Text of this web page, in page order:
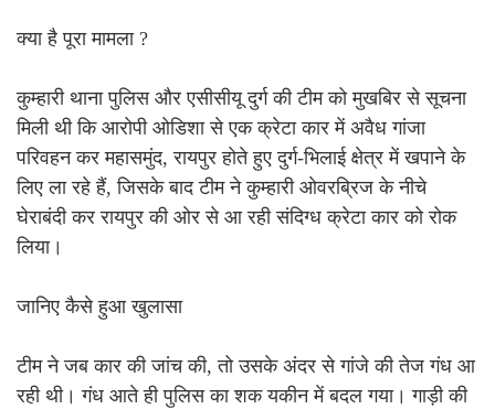
क्या है पूरा मामला ?
कुम्हारी थाना पुलिस और एसीसीयू दुर्ग की टीम को मुखबिर से सूचना
मिली थी कि आरोपी ओडिशा से एक क्रेटा कार में अवैध गांजा
परिवहन कर महासमुंद, रायपुर होते हुए दुर्ग-भिलाई क्षेत्र में खपाने के
लिए ला रहे हैं, जिसके बाद टीम ने कुम्हारी ओवरब्रिज के नीचे
घेराबंदी कर रायपुर की ओर से आ रही संदिग्ध क्रेटा कार को रोक
लिया।
जानिए कैसे हुआ खुलासा
टीम ने जब कार की जांच की, तो उसके अंदर से गांजे की तेज गंध आ
रही थी। गंध आते ही पुलिस का शक यकीन में बदल गया। गाड़ी की